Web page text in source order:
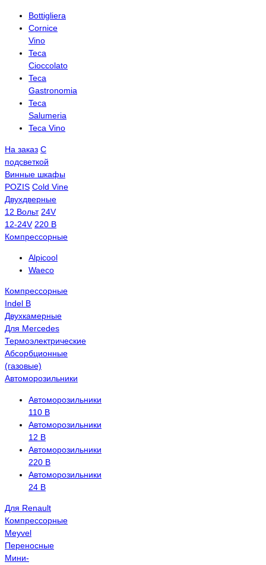
Bottigliera
Cornice
Vino
Teca
Cioccolato
Teca
Gastronomia
Teca
Salumeria
Teca Vino
На заказ С
подсветкой
Винные шкафы
POZIS Сold Vine
Двухдверные
12 Вольт 24V
12-24V 220 В
Компрессорные
Alpicool
Waeco
Компрессорные
Indel B
Двухкамерные
Для Mercedes
Термоэлектрические
Абсорбционные
(газовые)
Автоморозильники
Автоморозильники
110 В
Автоморозильники
12 В
Автоморозильники
220 В
Автоморозильники
24 В
Для Renault
Компрессорные
Meyvel
Переносные
Мини-